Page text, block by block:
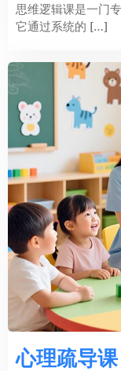
思维逻辑课是一门
它通过系统的 […]
心理疏导课